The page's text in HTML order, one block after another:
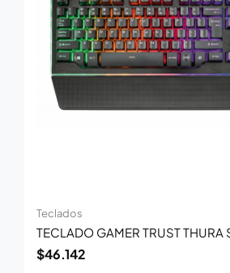
Teclados
TECLADO GAMER TRUST THURA
$46.142